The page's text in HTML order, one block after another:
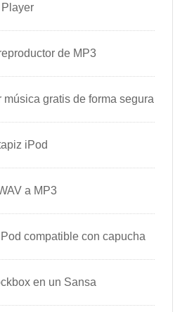
de MP3
gratis de forma segura
iPod
a MP3
compatible con capucha
en un Sansa